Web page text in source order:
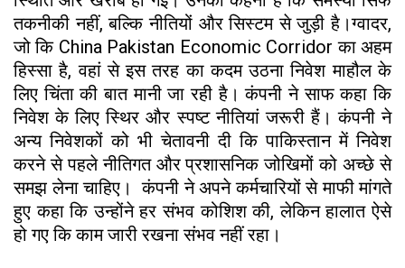
तकनीकी नहीं, बल्कि नीतियों और सिस्टम से जुड़ी है।ग्वादर,
जो कि China Pakistan Economic Corridor का अहम
हिस्सा है, वहां से इस तरह का कदम उठना निवेश माहौल के
लिए चिंता की बात मानी जा रही है। कंपनी ने साफ कहा कि
निवेश के लिए स्थिर और स्पष्ट नीतियां जरूरी हैं। कंपनी ने
अन्य निवेशकों को भी चेतावनी दी कि पाकिस्तान में निवेश
करने से पहले नीतिगत और प्रशासनिक जोखिमों को अच्छे से
समझ लेना चाहिए। कंपनी ने अपने कर्मचारियों से माफी मांगते
हुए कहा कि उन्होंने हर संभव कोशिश की, लेकिन हालात ऐसे
हो गए कि काम जारी रखना संभव नहीं रहा।